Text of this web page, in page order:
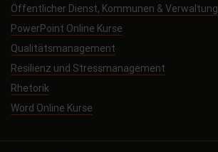
Öffentlicher Dienst, Kommunen & Verwaltung
PowerPoint Online Kurse
Qualitätsmanagement
Resilienz und Stressmanagement
Rhetorik
Word Online Kurse